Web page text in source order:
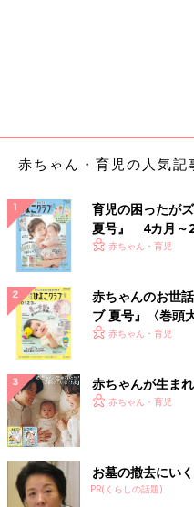
赤ちゃん・育児の人気記
育児の困ったが
夏号』 4カ月～2
いっぱい！
赤ちゃん・育児
赤ちゃんのお世
ブ 夏号』〈巻頭
く！ おっぱい・
赤ちゃん・育児
赤ちゃんが生ま
赤ちゃん・育児
お墓の撤去にい
PR(くらしの話題)